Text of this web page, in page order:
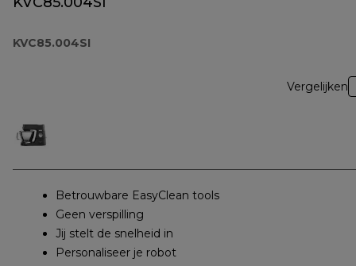
KVC85.004SI
Vergelijken
Betrouwbare EasyClean tools
Geen verspilling
Jij stelt de snelheid in
Personaliseer je robot